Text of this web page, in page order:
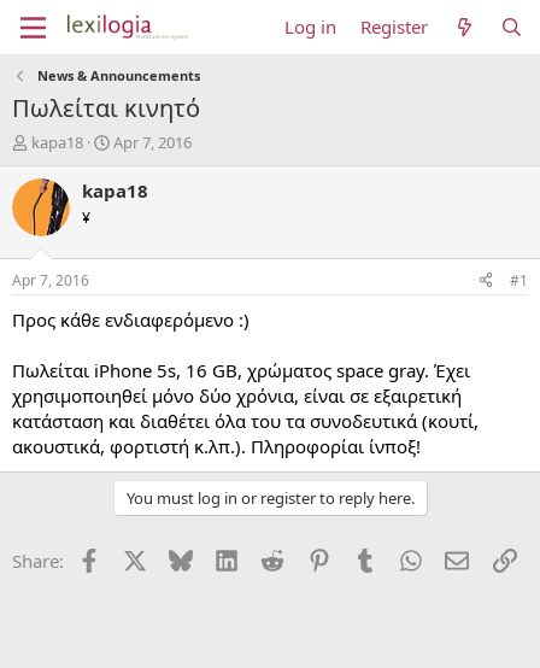
Log in Register
News & Announcements
Πωλείται κινητό
T
r
e
a
d
t
a
e
r
kapa18
S
a
t
e
Apr 7, 2016
kapa18
¥
Apr 7, 2016 #1
Προς κάθε ενδιαφερόμενο :)
Πωλείται iPhone 5s, 16 GB, χρώματος space gray. Έχει
χρησιμοποιηθεί μόνο δύο χρόνια, είναι σε εξαιρετική
κατάσταση και διαθέτει όλα του τα συνοδευτικά (κουτί,
ακουστικά, φορτιστή κ.λπ.). Πληροφορίαι ίνποξ!
You must log in or register to reply here.
Share: Facebook Bluesky LinkedInReddit PinterestTumblrWhatsApp
Email